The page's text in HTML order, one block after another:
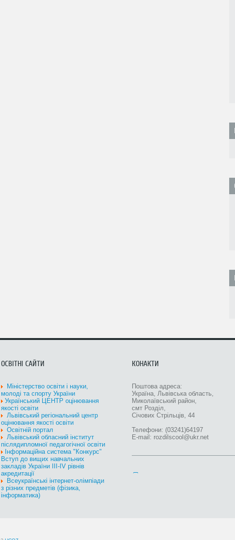
ОСВІТНІ САЙТИ
Міністерство oсвіти і науки,
молоді та спорту України
Український ЦЕНТР оцінювання
якості освіти
Львівський регіональний центр
оцінювання якості освіти
Освітній портал
Львівський обласний інститут
післядипломної педагогічної освіти
Інформаційна система "Конкурс"
Вступ до вищих навчальних
закладів України III-IV рівнів
акредитації
Всеукраїнські інтернет-олімпіади
з різних предметів (фізика,
інформатика)
КОНАКТИ
Поштова адреса:
Україна, Львівська область,
Миколаївський район,
смт Розділ,
Січових Стрільців, 44
Телефони: (03241)64197
E-mail: rozdilscool@ukr.net